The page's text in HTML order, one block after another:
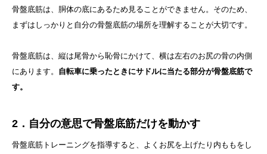
骨盤底筋は、胴体の底にあるため見ることができません。そのため、
まずはしっかりと自分の骨盤底筋の場所を理解することが大切です。
骨盤底筋は、縦は尾骨から恥骨にかけて、横は左右のお尻の骨の内側
にあります。 自転車に乗ったときにサドルに当たる部分が骨盤底筋で
す。
2．自分の意思で骨盤底筋だけを動かす
骨盤底筋トレーニングを指導すると、よくお尻を上げたり内ももをし